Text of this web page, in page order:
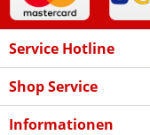
Service Hotline
Shop Service
Informationen